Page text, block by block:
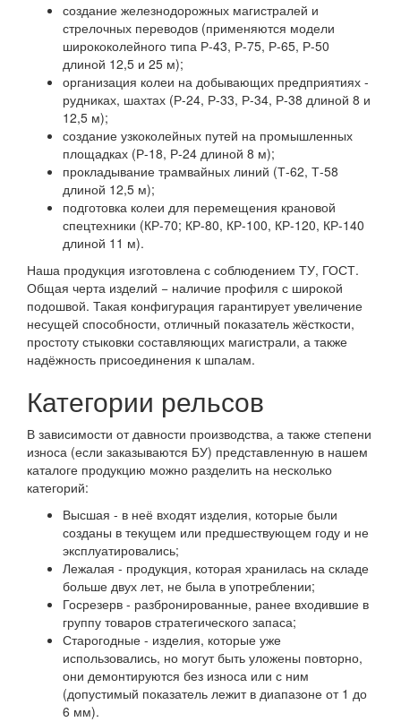
создание железнодорожных магистралей и
стрелочных переводов (применяются модели
ширококолейного типа Р-43, Р-75, Р-65, Р-50
длиной 12,5 и 25 м);
организация колеи на добывающих предприятиях -
рудниках, шахтах (Р-24, Р-33, Р-34, Р-38 длиной 8 и
12,5 м);
создание узкоколейных путей на промышленных
площадках (Р-18, Р-24 длиной 8 м);
прокладывание трамвайных линий (Т-62, Т-58
длиной 12,5 м);
подготовка колеи для перемещения крановой
спецтехники (КР-70; КР-80, КР-100, КР-120, КР-140
длиной 11 м).
Наша продукция изготовлена с соблюдением ТУ, ГОСТ.
Общая черта изделий − наличие профиля с широкой
подошвой. Такая конфигурация гарантирует увеличение
несущей способности, отличный показатель жёсткости,
простоту стыковки составляющих магистрали, а также
надёжность присоединения к шпалам.
Категории рельсов
В зависимости от давности производства, а также степени
износа (если заказываются БУ) представленную в нашем
каталоге продукцию можно разделить на несколько
категорий:
Высшая - в неё входят изделия, которые были
созданы в текущем или предшествующем году и не
эксплуатировались;
Лежалая - продукция, которая хранилась на складе
больше двух лет, не была в употреблении;
Госрезерв - разбронированные, ранее входившие в
группу товаров стратегического запаса;
Старогодные - изделия, которые уже
использовались, но могут быть уложены повторно,
они демонтируются без износа или с ним
(допустимый показатель лежит в диапазоне от 1 до
6 мм).